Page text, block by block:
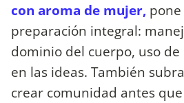
con aroma de mujer,
preparación integral:
dominio del cuerpo, uso de
en las ideas. También
crear comunidad antes